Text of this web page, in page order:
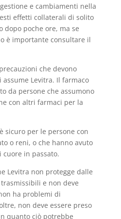
e cambiamenti nella
effetti collaterali di solito
dopo poche ore, ma se
è importante consultare il
che devono
Levitra. Il farmaco
da persone che assumono
con altri farmaci per la
sicuro per le persone con
o reni, o che hanno avuto
cuore in passato.
Levitra non protegge dalle
e non deve
ha problemi di
non deve essere preso
quanto ciò potrebbe